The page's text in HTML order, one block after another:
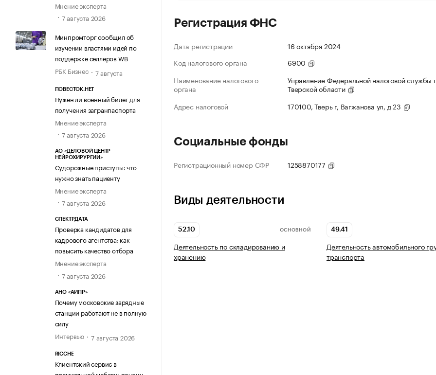
Мнение эксперта
7 августа 2026
Минпромторг сообщил об
изучении властями идей по
поддержке селлеров WB
РБК Бизнес
7 августа
ПОВЕСТОК.НЕТ
Нужен ли военный билет для
получения загранпаспорта
Мнение эксперта
7 августа 2026
АО «ДЕЛОВОЙ ЦЕНТР
НЕЙРОХИРУРГИИ»
Судорожные приступы: что
нужно знать пациенту
Мнение эксперта
7 августа 2026
СПЕКТРДАТА
Проверка кандидатов для
кадрового агентства: как
повысить качество отбора
Мнение эксперта
7 августа 2026
АНО «АИПР»
Почему московские зарядные
станции работают не в полную
силу
Интервью
7 августа 2026
RICCHE
Клиентский сервис в
Регистрация ФНС
Дата регистрации
16 октября 2024
Код налогового органа
6900
Наименование налогового
органа
Управление Федеральной налоговой службы
Тверской области
Адрес налоговой
170100, Тверь г, Вагжанова ул, д 23
Социальные фонды
Регистрационный номер СФР 1258870177
Виды деятельности
52.10 ОСНОВНОЙ
Деятельность по складированию и
хранению
49.41
Деятельность автомобильного
транспорта